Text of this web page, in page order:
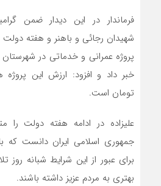
فرماندار در این دیدار ضمن
پروژه‌ عمرانی و خدماتی در
تومان است.
علیزاده در ادامه هفته دولت را
جمهوری اسلامی ایران دانست که
برای عبور از این شرایط شبانه
بهتری به مردم عزیز داشته باشند.